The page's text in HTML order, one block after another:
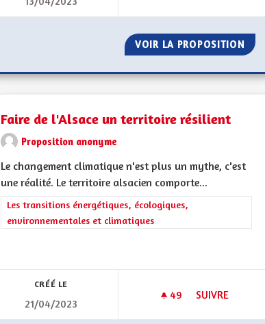
VOIR LA PROPOSITION LE
Faire de l'Alsace un territoire résilient
Proposition anonyme
Le changement climatique n'est plus un mythe, c'est
une réalité. Le territoire alsacien comporte...
Filtrer les résultats de la catégorie : Les transitions
Les transitions énergétiques, écologiques,
environnementales et climatiques
CRÉÉ LE
21/04/2023
49 49 ABONNÉS
SUIVRE
FAIRE DE